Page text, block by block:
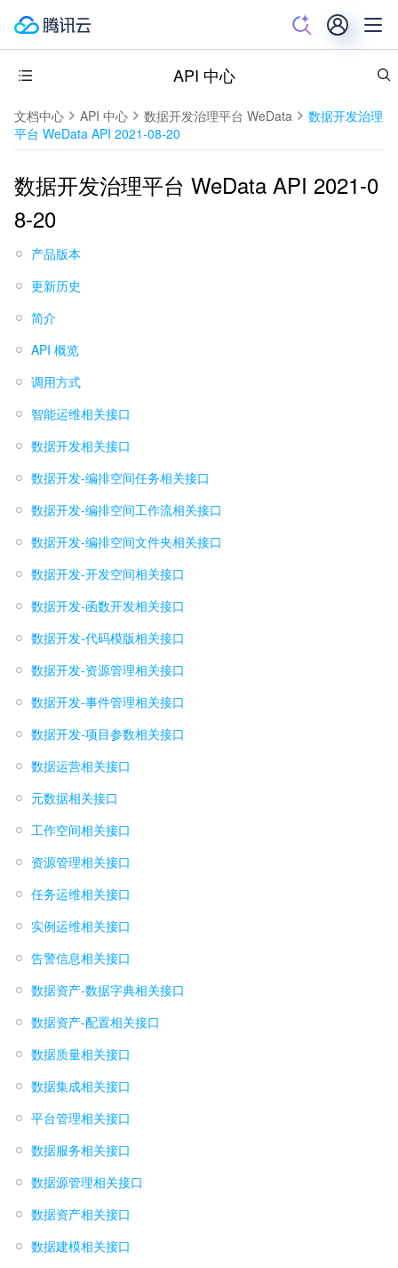
API 中心
文档中心 API 中心 数据开发治理平台 WeData
数据开发治理
平台 WeData API 2021-08-20
数据开发治理平台 WeData API 2021-0
8-20
产品版本
更新历史
简介
API 概览
调用方式
智能运维相关接口
数据开发相关接口
数据开发-编排空间任务相关接口
数据开发-编排空间工作流相关接口
数据开发-编排空间文件夹相关接口
数据开发-开发空间相关接口
数据开发-函数开发相关接口
数据开发-代码模版相关接口
数据开发-资源管理相关接口
数据开发-事件管理相关接口
数据开发-项目参数相关接口
数据运营相关接口
元数据相关接口
工作空间相关接口
资源管理相关接口
任务运维相关接口
实例运维相关接口
告警信息相关接口
数据资产-数据字典相关接口
数据资产-配置相关接口
数据质量相关接口
数据集成相关接口
平台管理相关接口
数据服务相关接口
数据源管理相关接口
数据资产相关接口
数据建模相关接口